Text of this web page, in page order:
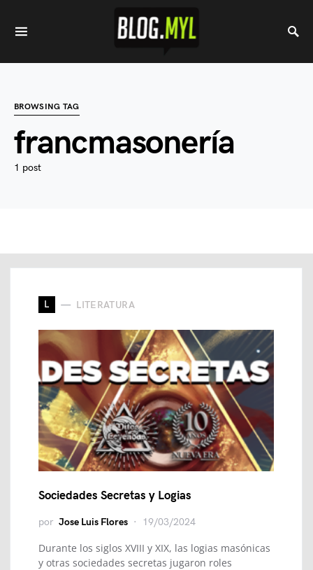
BROWSING TAG
francmasonería
1 post
L LITERATURA
Sociedades Secretas y Logias
por Jose Luis Flores 19/03/2024
Durante los siglos XVIII y XIX, las logias masónicas
y otras sociedades secretas jugaron roles